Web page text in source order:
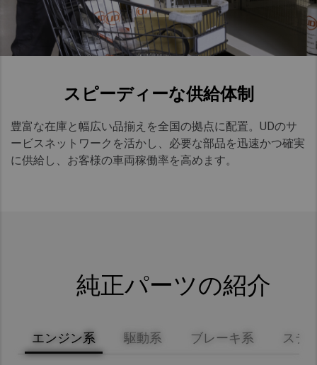
スピーディーな供給体制
豊富な在庫と幅広い品揃えを全国の拠点に配置。UDのサ
ービスネットワークを活かし、必要な部品を迅速かつ確実
に供給し、お客様の車両稼働率を高めます。
純正パーツの紹介
エンジン系 駆動系 ブレーキ系 ステ